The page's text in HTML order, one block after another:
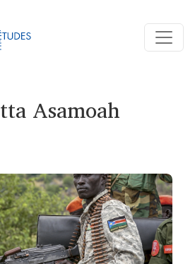
Asamoah